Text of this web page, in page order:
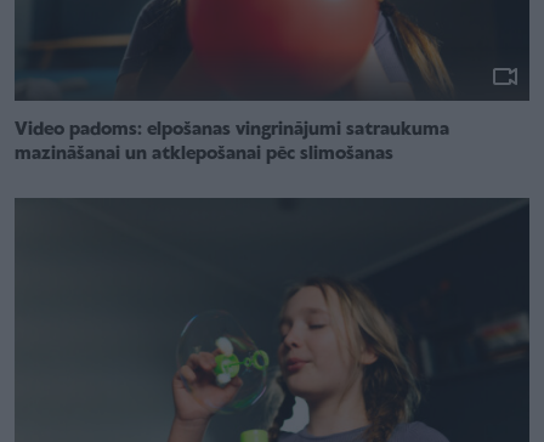
Video padoms: elpošanas vingrinājumi satraukuma
mazināšanai un atklepošanai pēc slimošanas